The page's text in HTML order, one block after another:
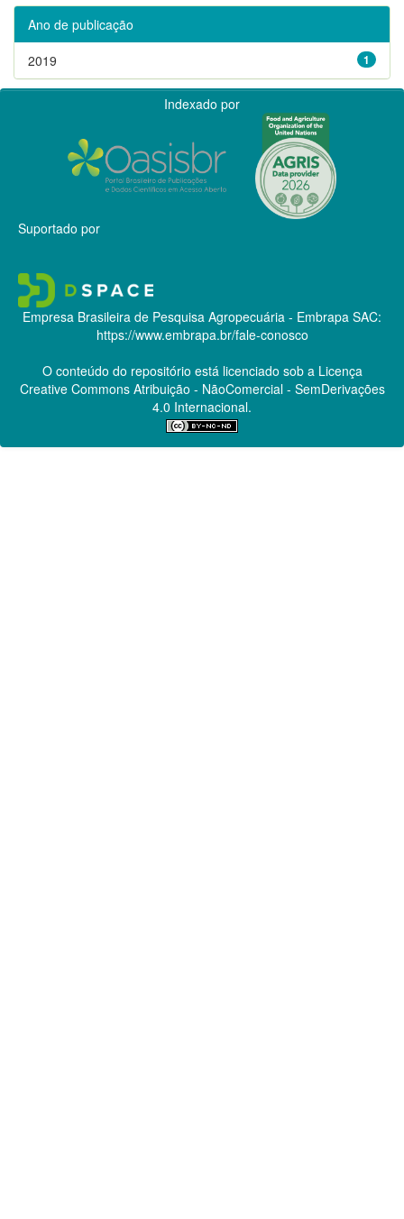
Ano de publicação
1
2019
Indexado por
Suportado por
Empresa Brasileira de Pesquisa Agropecuária - Embrapa SAC:
https://www.embrapa.br/fale-conosco
O conteúdo do repositório está licenciado sob a Licença
Creative CommonsAtribuição - NãoComercial - SemDerivações
4.0 Internacional.